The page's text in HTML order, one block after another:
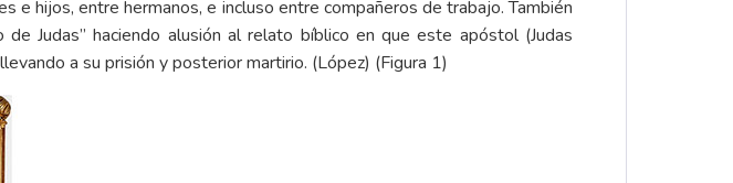
hijos, entre hermanos, e incluso entre compañeros de trabajo. También
Judas” haciendo alusión al relato bíblico en que este apóstol (Judas
a su prisión y posterior martirio. (López) (Figura 1)